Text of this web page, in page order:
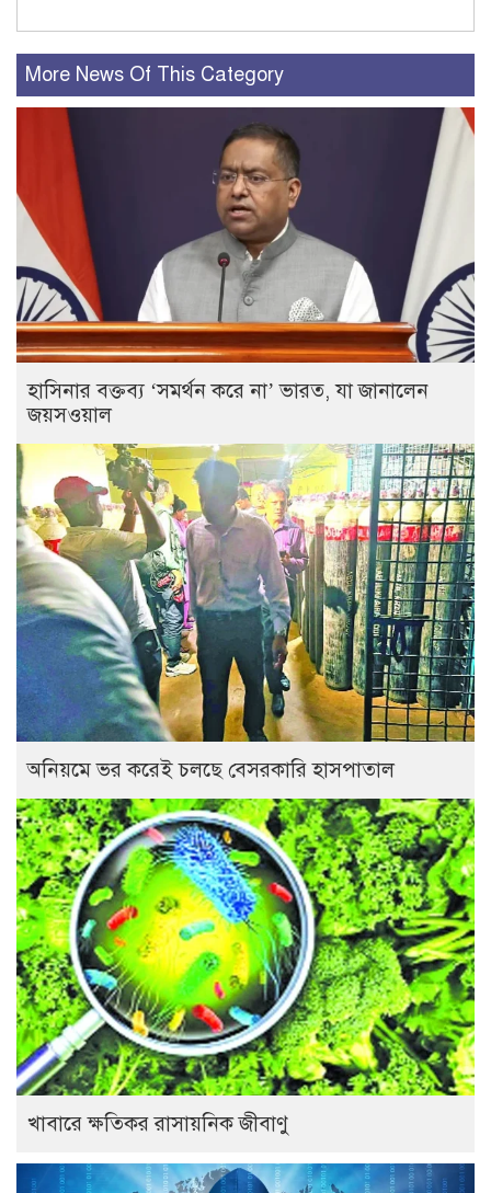
More News Of This Category
হাসিনার বক্তব্য ‘সমর্থন করে না’ ভারত, যা জানালেন
জয়সওয়াল
অনিয়মে ভর করেই চলছে বেসরকারি হাসপাতাল
খাবারে ক্ষতিকর রাসায়নিক জীবাণু